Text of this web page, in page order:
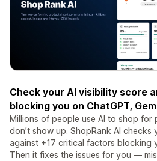
Check your AI visibility score
blocking you on ChatGPT,
Millions of people use AI to shop for
don’t show up. ShopRank AI
against +17 critical factors blocking
Then it fixes the issues for you —